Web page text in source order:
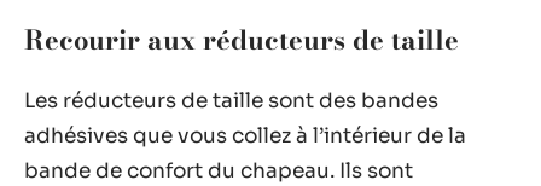
Recourir aux réducteurs de taille
Les réducteurs de taille sont des bandes
adhésives que vous collez à l’intérieur de la
bande de confort du chapeau. Ils sont